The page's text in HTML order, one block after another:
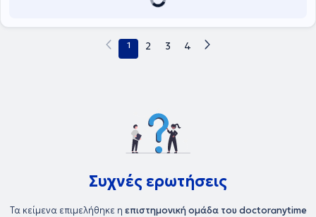
1 2 3 4
Συχνές ερωτήσεις
Τα κείμενα επιμελήθηκε η επιστημονική ομάδα του doctoranytime